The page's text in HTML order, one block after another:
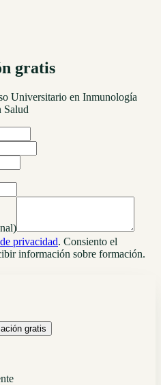
gratis
Universitario en Inmunología
Salud
privacidad. Consiento el
información sobre formación.
gratis